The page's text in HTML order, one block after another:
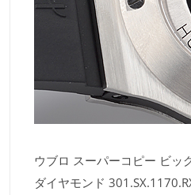
ウブロ スーパーコピー ビッ
ダイヤモンド